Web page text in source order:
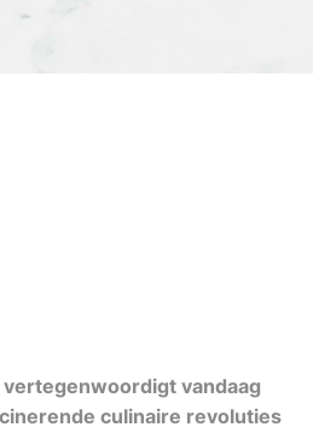
vandaag
culinaire revoluties